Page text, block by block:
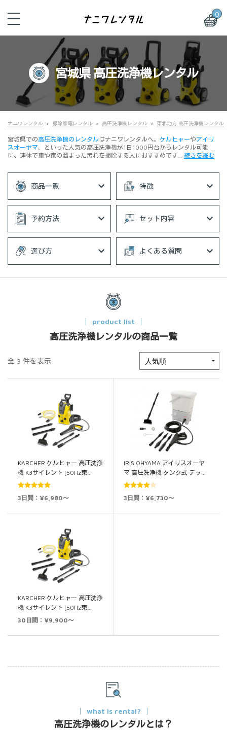
0
宮城県 高圧洗浄機レンタル
ナニワレンタル 掃除家電レンタル 高圧洗浄機レンタル 東北地方 高圧洗浄機レンタル
宮城県での高圧洗浄機のレンタルはナニワレンタルへ。 ケルヒャーやアイリ
スオーヤマ、といった人気の高圧洗浄機が1日1000円台からレンタル可能
に。連休で車や家の溜まった汚れを掃除する人におすすめです… 続きを読む
商品一覧 特徴
予約方法 セット内容
選び方 よくある質問
product list
高圧洗浄機レンタルの商品一覧
全 3 件を表示
KARCHER ケルヒャー 高圧洗浄
機 K3サイレント [50Hz東…
5段階中
3日間：¥6,980～
IRIS OHYAMA アイリスオーヤ
マ 高圧洗浄機 タンク式 デッ…
5段階中
価
3日間：¥6,730～
KARCHER ケルヒャー 高圧洗浄
機 K3サイレント [50Hz東…
30日間：¥9,900～
what is rental?
高圧洗浄機のレンタルとは？